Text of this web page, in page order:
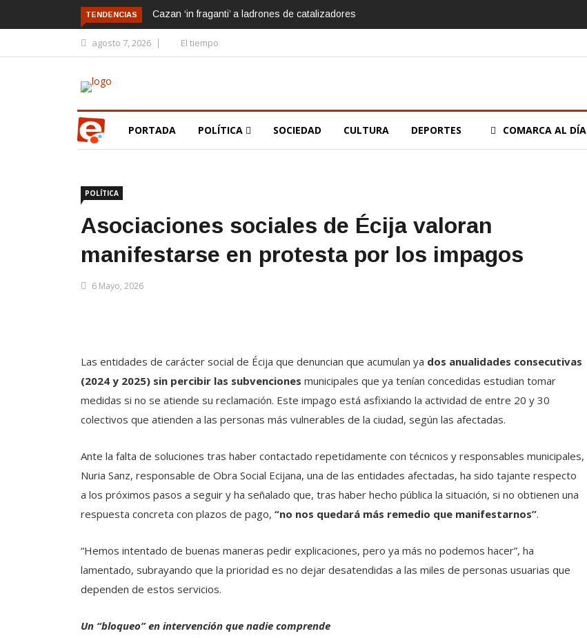
TENDENCIAS Cazan ‘in fraganti’ a ladrones de catalizadores
agosto 7, 2026 El tiempo
PORTADA POLÍTICA SOCIEDAD CULTURA DEPORTES COMARCA AL DÍA
POLÍTICA
Asociaciones sociales de Écija valoran
manifestarse en protesta por los impagos
6 Mayo, 2026
Las entidades de carácter social de Écija que denuncian que acumulan ya dos anualidades consecutivas
(2024 y 2025) sin percibir las subvenciones municipales que ya tenían concedidas estudian tomar
medidas si no se atiende su reclamación. Este impago está asfixiando la actividad de entre 20 y 30
colectivos que atienden a las personas más vulnerables de la ciudad, según las afectadas.
Ante la falta de soluciones tras haber contactado repetidamente con técnicos y responsables municipales,
Nuria Sanz, responsable de Obra Social Ecijana, una de las entidades afectadas, ha sido tajante respecto
a los próximos pasos a seguir y ha señalado que, tras haber hecho pública la situación, si no obtienen una
respuesta concreta con plazos de pago, “no nos quedará más remedio que manifestarnos”.
“Hemos intentado de buenas maneras pedir explicaciones, pero ya más no podemos hacer”, ha
lamentado, subrayando que la prioridad es no dejar desatendidas a las miles de personas usuarias que
dependen de estos servicios.
Un “bloqueo” en intervención que nadie comprende